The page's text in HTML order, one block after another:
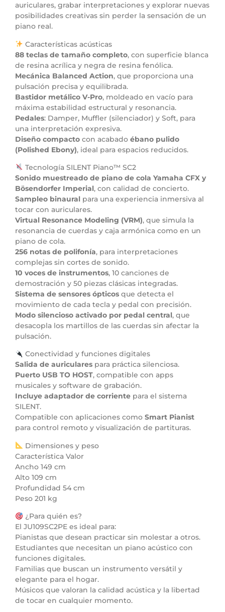
auriculares, grabar interpretaciones y explorar nuevas
posibilidades creativas sin perder la sensación de un
piano real.
Características acústicas
88 teclas de tamaño completo, con superficie blanca
de resina acrílica y negra de resina fenólica.
Mecánica Balanced Action, que proporciona una
pulsación precisa y equilibrada.
Bastidor metálico V-Pro, moldeado en vacío para
máxima estabilidad estructural y resonancia.
Pedales: Damper, Muffler (silenciador) y Soft, para
una interpretación expresiva.
Diseño compacto con acabado ébano pulido
(Polished Ebony), ideal para espacios reducidos.
Tecnología SILENT Piano™ SC2
Sonido muestreado de piano de cola Yamaha CFX y
Bösendorfer Imperial, con calidad de concierto.
Sampleo binaural para una experiencia inmersiva al
tocar con auriculares.
Virtual Resonance Modeling (VRM), que simula la
resonancia de cuerdas y caja armónica como en un
piano de cola.
256 notas de polifonía, para interpretaciones
complejas sin cortes de sonido.
10 voces de instrumentos, 10 canciones de
demostración y 50 piezas clásicas integradas.
Sistema de sensores ópticos que detecta el
movimiento de cada tecla y pedal con precisión.
Modo silencioso activado por pedal central, que
desacopla los martillos de las cuerdas sin afectar la
pulsación.
Conectividad y funciones digitales
Salida de auriculares para práctica silenciosa.
Puerto USB TO HOST, compatible con apps
musicales y software de grabación.
Incluye adaptador de corriente para el sistema
SILENT.
Compatible con aplicaciones como Smart Pianist
para control remoto y visualización de partituras.
Dimensiones y peso
Característica Valor
Ancho 149 cm
Alto 109 cm
Profundidad 54 cm
Peso 201 kg
¿Para quién es?
El JU109SC2PE es ideal para:
Pianistas que desean practicar sin molestar a otros.
Estudiantes que necesitan un piano acústico con
funciones digitales.
Familias que buscan un instrumento versátil y
elegante para el hogar.
Músicos que valoran la calidad acústica y la libertad
de tocar en cualquier momento.